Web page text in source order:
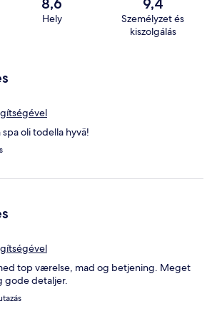
Hely
Személyzet és
kiszolgálás
oli todella hyvä!
top værelse, mad og betjening. Meget
gode detaljer.